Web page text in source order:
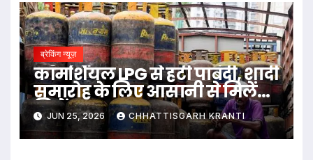
ब्रेकिंग न्यूज़
कॉमर्शियल LPG से हटी पाबंदी, शादी
समारोह के लिए आसानी से मिलेंगे
सिलेंडर
JUN 25, 2026 CHHATTISGARH KRANTI